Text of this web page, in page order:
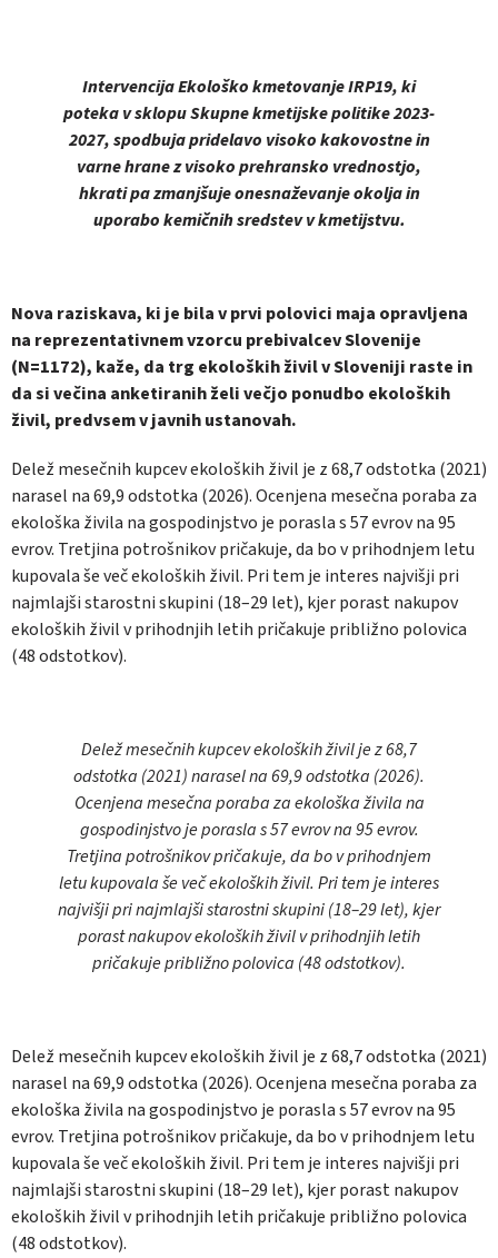
Intervencija Ekološko kmetovanje IRP19, ki
poteka v sklopu Skupne kmetijske politike 2023-
2027, spodbuja pridelavo visoko kakovostne in
varne hrane z visoko prehransko vrednostjo,
hkrati pa zmanjšuje onesnaževanje okolja in
uporabo kemičnih sredstev v kmetijstvu.
Nova raziskava, ki je bila v prvi polovici maja opravljena
na reprezentativnem vzorcu prebivalcev Slovenije
(N=1172), kaže, da trg ekoloških živil v Sloveniji raste in
da si večina anketiranih želi večjo ponudbo ekoloških
živil, predvsem v javnih ustanovah.
Delež mesečnih kupcev ekoloških živil je z 68,7 odstotka (2021)
narasel na 69,9 odstotka (2026). Ocenjena mesečna poraba za
ekološka živila na gospodinjstvo je porasla s 57 evrov na 95
evrov. Tretjina potrošnikov pričakuje, da bo v prihodnjem letu
kupovala še več ekoloških živil. Pri tem je interes najvišji pri
najmlajši starostni skupini (18–29 let), kjer porast nakupov
ekoloških živil v prihodnjih letih pričakuje približno polovica
(48 odstotkov).
Delež mesečnih kupcev ekoloških živil je z 68,7
odstotka (2021) narasel na 69,9 odstotka (2026).
Ocenjena mesečna poraba za ekološka živila na
gospodinjstvo je porasla s 57 evrov na 95 evrov.
Tretjina potrošnikov pričakuje, da bo v prihodnjem
letu kupovala še več ekoloških živil. Pri tem je interes
najvišji pri najmlajši starostni skupini (18–29 let), kjer
porast nakupov ekoloških živil v prihodnjih letih
pričakuje približno polovica (48 odstotkov).
Delež mesečnih kupcev ekoloških živil je z 68,7 odstotka (2021)
narasel na 69,9 odstotka (2026). Ocenjena mesečna poraba za
ekološka živila na gospodinjstvo je porasla s 57 evrov na 95
evrov. Tretjina potrošnikov pričakuje, da bo v prihodnjem letu
kupovala še več ekoloških živil. Pri tem je interes najvišji pri
najmlajši starostni skupini (18–29 let), kjer porast nakupov
ekoloških živil v prihodnjih letih pričakuje približno polovica
(48 odstotkov).